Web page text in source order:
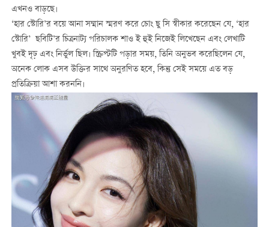
এখনও বাড়ছে।
‘হার স্টোরি’র বয়ে আনা সম্মান স্মরণ করে চোং ছু সি স্বীকার করেছেন যে, ‘হার
স্টোরি’ ছবিটি’র চিত্রনাট্য পরিচালক শাও ই হুই নিজেই লিখেছেন এবং লেখাটি
খুবই দৃঢ় এবং নির্ভুল ছিল। স্ক্রিপ্টটি পড়ার সময়, তিনি অনুভব করেছিলেন যে,
অনেক লোক এসব উক্তির সাথে অনুরণিত হবে, কিন্তু সেই সময়ে এত বড়
প্রতিক্রিয়া আশা করননি।